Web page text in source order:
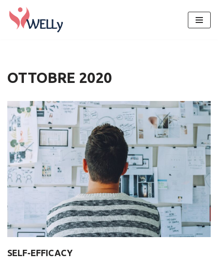
Vai
OTTOBRE 2020
SELF-EFFICACY